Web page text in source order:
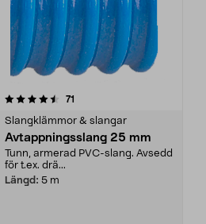
71
Slangklämmor & slangar
Avtappningsslang 25 mm
Tunn, armerad PVC-slang. Avsedd
för t.ex. drä...
Längd: 5 m
4.5av 5 stjärnor